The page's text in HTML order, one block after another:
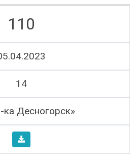
110
14
ка Десногорск»